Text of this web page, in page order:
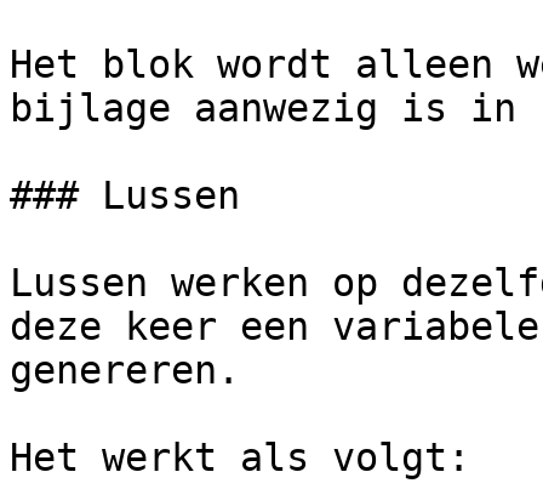
Het blok wordt alleen
bijlage aanwezig is in
### Lussen
Lussen werken op
deze keer een
genereren.
Het werkt als volgt: